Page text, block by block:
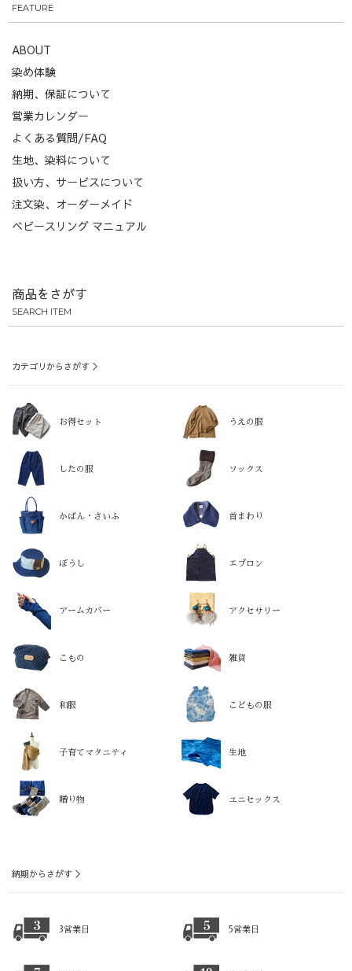
FEATURE
ABOUT
染め体験
納期、保証について
営業カレンダー
よくある質問/FAQ
生地、染料について
扱い方、サービスについて
注文染、オーダーメイド
ベビースリング マニュアル
商品をさがす
SEARCH ITEM
カテゴリからさがす ＞
お得セット うえの服
したの服 ソックス
かばん・さいふ 首まわり
ぼうし エプロン
アームカバー アクセサリー
こもの 雑貨
和服 こどもの服
子育てマタニティ 生地
贈り物 ユニセックス
納期からさがす ＞
3営業日 5営業日